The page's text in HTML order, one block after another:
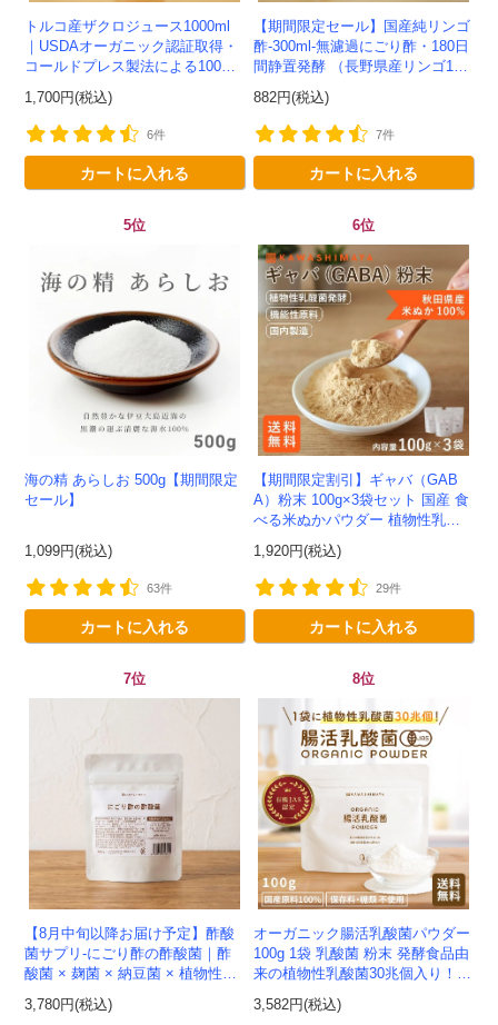
トルコ産ザクロジュース1000ml
｜USDAオーガニック認証取得・
コールドプレス製法による100%
ザクロジュース
1,700円(税込)
6件
カートに入れる
【期間限定セール】国産純リンゴ
酢-300ml-無濾過にごり酢・180日
間静置発酵 （長野県産リンゴ10
0%）-かわしま屋-
882円(税込)
7件
カートに入れる
5位
海の精 あらしお 500g【期間限定
セール】
1,099円(税込)
63件
カートに入れる
6位
【期間限定割引】ギャバ（GAB
A）粉末 100g×3袋セット 国産 食
べる米ぬかパウダー 植物性乳酸
菌発酵 -かわしま屋- 【送料無
料】*メール便での発送...
1,920円(税込)
29件
カートに入れる
7位
【8月中旬以降お届け予定】酢酸
菌サプリ-にごり酢の酢酸菌｜酢
酸菌 × 麹菌 × 納豆菌 × 植物性乳
酸菌20兆個を一粒に凝縮-かわし
ま屋-【送料無料】*メ...
3,780円(税込)
8位
オーガニック腸活乳酸菌パウダー
100g 1袋 乳酸菌 粉末 発酵食品由
来の植物性乳酸菌30兆個入り！有
機JAS認定 -かわしま屋- 【送料無
料】 *メ...
3,582円(税込)
会員登録ありがとうございます！
＼ ご登録の感謝を込めて ／